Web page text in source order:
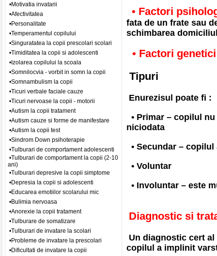
•Motivatia invatarii
•Afectivitatea
•Personalitate
•Temperamentul copilului
•Singuratatea la copii prescolari scolari
•Timiditatea la copii si adolescenti
•Izolarea copilului la scoala
•Somnilocvia - vorbit in somn la copii
•Somnambulism la copii
•Ticuri verbale faciale cauze
•Ticuri nervoase la copii - motorii
•Autism la copii tratament
•Autism cauze si forme de manifestare
•Autism la copii test
•Sindrom Down psihoterapie
•Tulburari de comportament adolescenti
•Tulburari de comportament la copii (2-10
ani)
•Tulburari depresive la copii simptome
•Depresia la copii si adolescenti
•Educarea emotiilor scolarului mic
•Bulimia nervoasa
•Anorexie la copii tratament
•Tulburare de somatizare
•Tulburari de invatare la scolari
•Probleme de invatare la prescolari
•Dificultati de invatare la copii
• Factori
fata de un frate sau
schimbarea
• Factori
Tipuri
Enurezisul poate fi :
• Primar – copilul
niciodata
• Secundar –
• Voluntar
• Involuntar – este
Diagnostic si
Un diagnostic cert
copilul a implinit